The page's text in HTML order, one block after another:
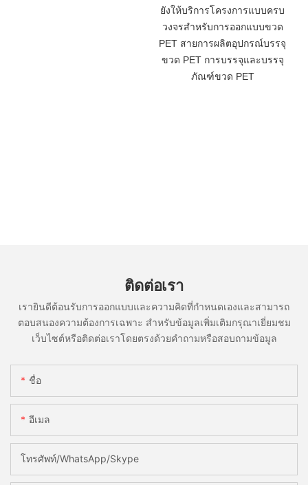
ยังให้บริการโครงการแบบครบ
วงจรสำหรับการออกแบบขวด
PET สายการผลิตอุปกรณ์บรรจุ
ขวด PET การบรรจุและบรรจุ
ภัณฑ์ขวด PET
ติดต่อเรา
เรายินดีต้อนรับการออกแบบและความคิดที่กำหนดเองและสามารถ
ตอบสนองความต้องการเฉพาะ สำหรับข้อมูลเพิ่มเติมกรุณาเยี่ยมชม
เว็บไซต์หรือติดต่อเราโดยตรงด้วยคำถามหรือสอบถามข้อมูล
ชื่อ
อีเมล
โทรศัพท์/WhatsApp/Skype